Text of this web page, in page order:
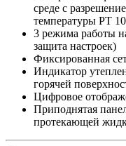
среде с
температуры PT
3 режима работы
защита настроек)
Фиксированная
Индикатор
горячей
Цифровое
Приподнятая
протекающей